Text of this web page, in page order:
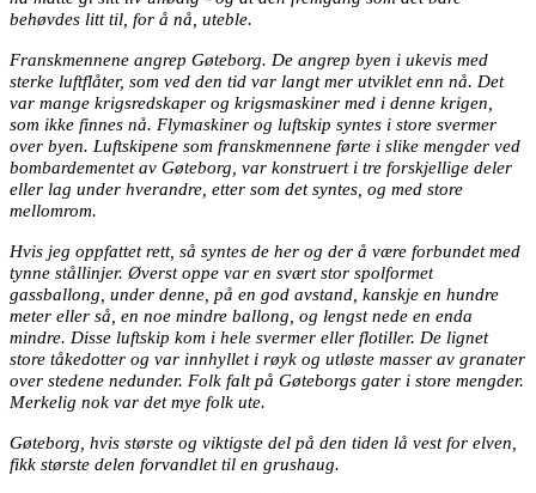
behøvdes litt til, for å nå, uteble.
Franskmennene angrep Gøteborg. De angrep byen i ukevis med
sterke luftflåter, som ved den tid var langt mer utviklet enn nå. Det
var mange krigsredskaper og krigsmaskiner med i denne krigen,
som ikke finnes nå. Flymaskiner og luftskip syntes i store svermer
over byen. Luftskipene som franskmennene førte i slike mengder ved
bombardementet av Gøteborg, var konstruert i tre forskjellige deler
eller lag under hverandre, etter som det syntes, og med store
mellomrom.
Hvis jeg oppfattet rett, så syntes de her og der å være forbundet med
tynne stållinjer. Øverst oppe var en svært stor spolformet
gassballong, under denne, på en god avstand, kanskje en hundre
meter eller så, en noe mindre ballong, og lengst nede en enda
mindre. Disse luftskip kom i hele svermer eller flotiller. De lignet
store tåkedotter og var innhyllet i røyk og utløste masser av granater
over stedene nedunder. Folk falt på Gøteborgs gater i store mengder.
Merkelig nok var det mye folk ute.
Gøteborg, hvis største og viktigste del på den tiden lå vest for elven,
fikk største delen forvandlet til en grushaug.